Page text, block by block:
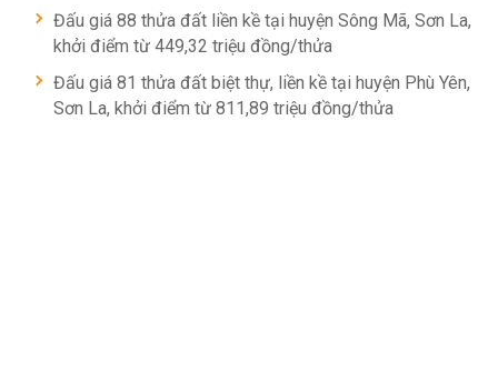
Đấu giá 88 thửa đất liền kề tại huyện Sông Mã, Sơn La,
khởi điểm từ 449,32 triệu đồng/thửa
Đấu giá 81 thửa đất biệt thự, liền kề tại huyện Phù Yên,
Sơn La, khởi điểm từ 811,89 triệu đồng/thửa